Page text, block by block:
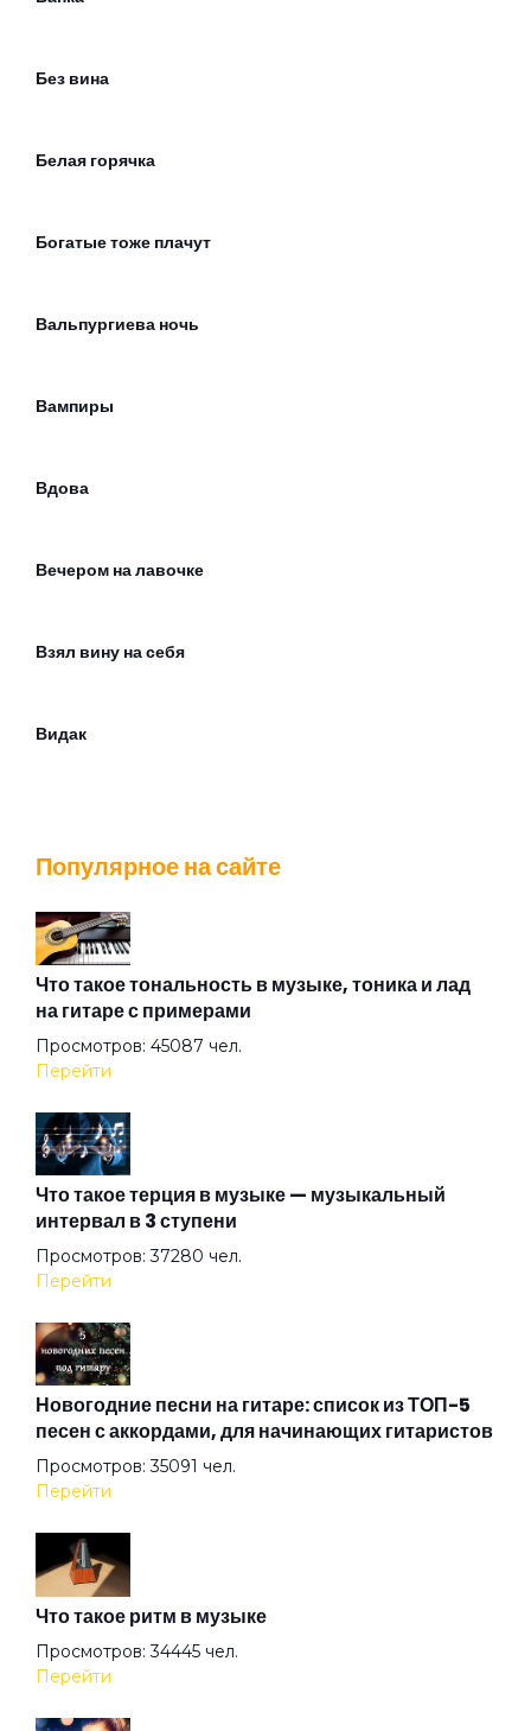
Без вина
Белая горячка
Богатые тоже плачут
Вальпургиева ночь
Вампиры
Вдова
Вечером на лавочке
Взял вину на себя
Видак
Война
Вторая Ария Ивана
Вурдалак
Вылазка
Голубой
Голубь
Грязная кровь
Дави на газ
Популярное на сайте
Что такое тональность в музыке, тоника и лад
на гитаре с примерами
Просмотров: 45087 чел.
Перейти
Что такое терция в музыке — музыкальный
интервал в 3 ступени
Просмотров: 37280 чел.
Перейти
Новогодние песни на гитаре: список из ТОП-5
песен с аккордами, для начинающих гитаристов
Просмотров: 35091 чел.
Перейти
Что такое ритм в музыке
Просмотров: 34445 чел.
Перейти